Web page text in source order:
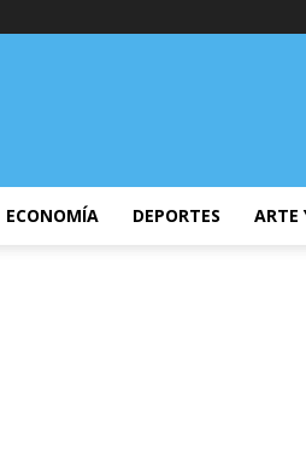
ECONOMÍA DEPORTES ARTE